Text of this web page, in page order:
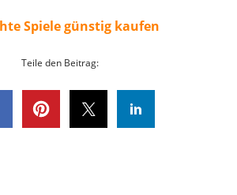
Spiele günstig kaufen
Teile den Beitrag: